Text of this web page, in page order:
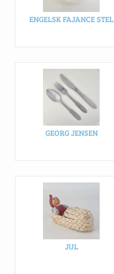
ENGELSK FAJANCE STEL
GEORG JENSEN
JUL